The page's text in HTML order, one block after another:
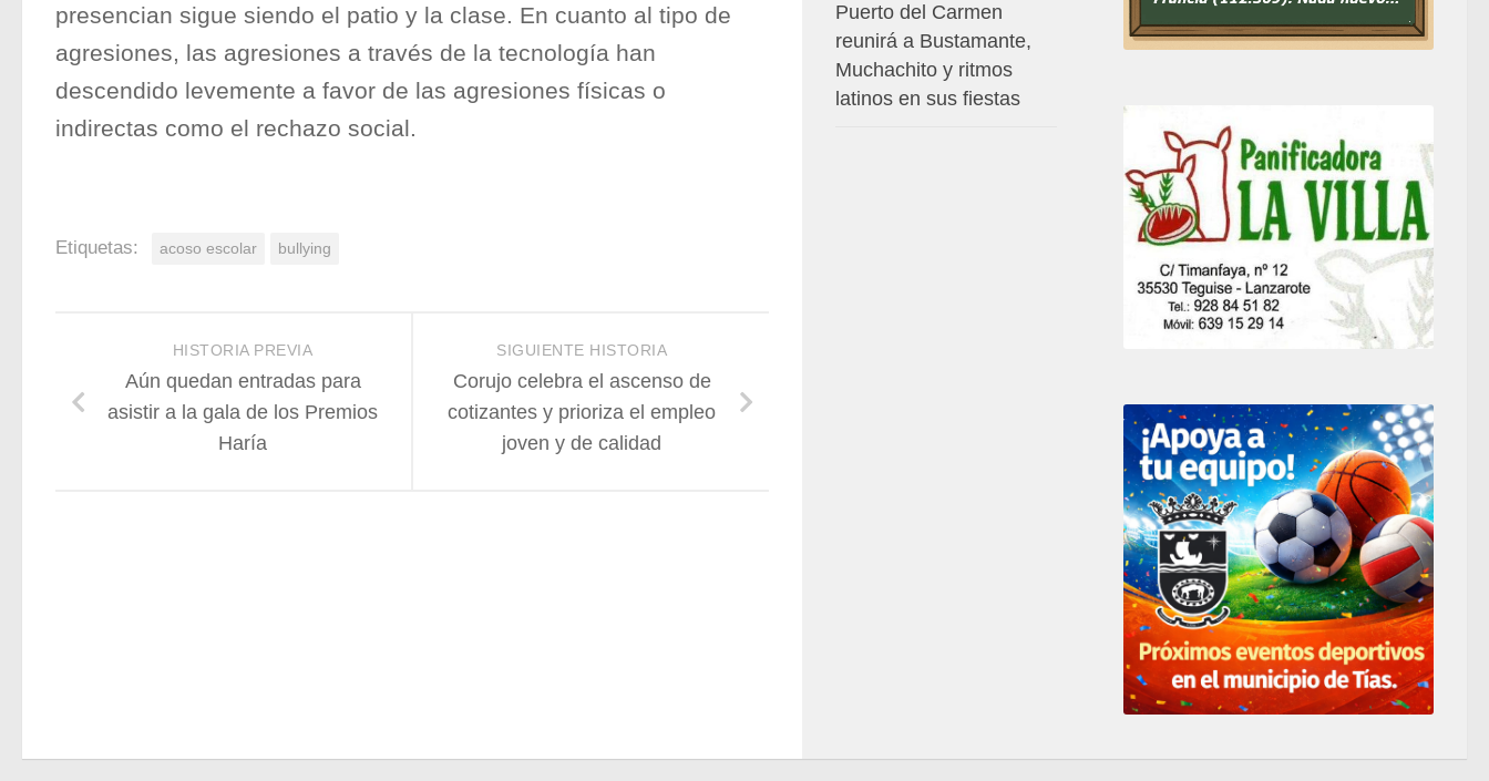
presencian sigue siendo el patio y la clase. En cuanto al tipo de
agresiones, las agresiones a través de la tecnología han
descendido levemente a favor de las agresiones físicas o
indirectas como el rechazo social.
Etiquetas: acoso escolar bullying
SIGUIENTE HISTORIA
Corujo celebra el ascenso de
cotizantes y prioriza el empleo
joven y de calidad
HISTORIA PREVIA
Aún quedan entradas para
asistir a la gala de los Premios
Haría
Puerto del Carmen
reunirá a Bustamante,
Muchachito y ritmos
latinos en sus fiestas